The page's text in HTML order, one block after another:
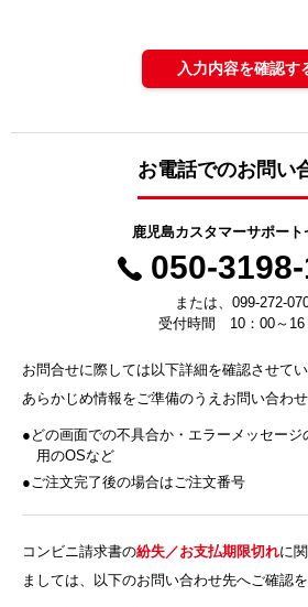
入力内容を確認す
お電話でのお問い
鹿児島カスタマーサポート
050-
または、099-272-
受付時間 10：00～16
お問合せに際しては以下詳細を確認させてい
あらかじめ情報をご準備のうえお問い合わせ
どの画面での不具合か・エラーメッセージ
用のOSなど
ご注文完了後の場合はご注文番号
コンビニ請求書の紛失／お支払期限切れに
ましては、以下のお問い合わせ先へご確認